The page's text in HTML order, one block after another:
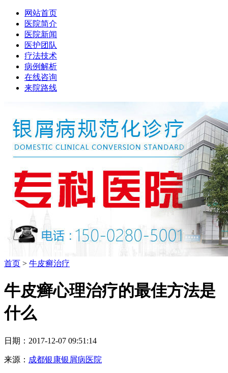
网站首页
医院简介
医院新闻
医护团队
疗法技术
病例解析
在线咨询
来院路线
首页 > 牛皮癣治疗
牛皮癣心理治疗的最佳方法是
什么
日期：2017-12-07 09:51:14
来源： 成都银康银屑病医院